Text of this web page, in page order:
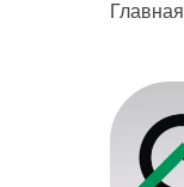
Главная